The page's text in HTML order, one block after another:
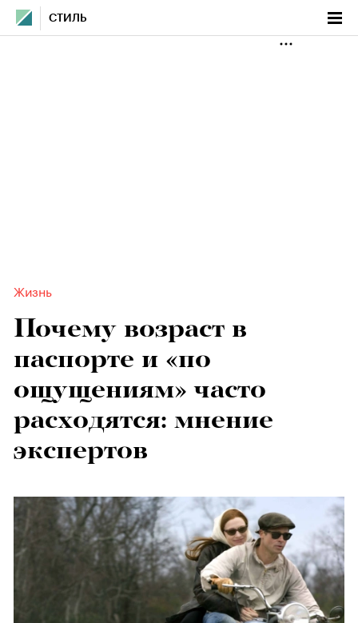
СТИЛЬ
Жизнь
Почему возраст в
паспорте и «по
ощущениям» часто
расходятся: мнение
экспертов